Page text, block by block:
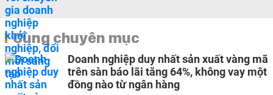
Cùng chuyên mục
Doanh nghiệp duy nhất sản xuất vàng mã
trên sàn báo lãi tăng 64%, không vay một
đồng nào từ ngân hàng